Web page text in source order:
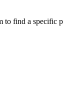
to find a specific